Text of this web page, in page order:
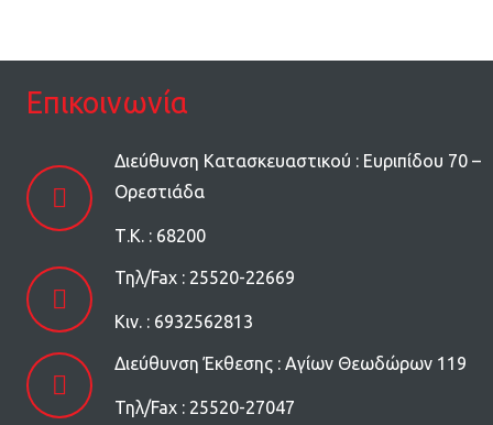
Επικοινωνία
Διεύθυνση Κατασκευαστικού : Ευριπίδου 70 –
Ορεστιάδα
Τ.Κ. : 68200
Τηλ/Fax : 25520-22669
Kιν. : 6932562813
Διεύθυνση Έκθεσης : Αγίων Θεωδώρων 119
Τηλ/Fax : 25520-27047